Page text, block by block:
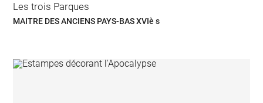
Les trois Parques
MAITRE DES ANCIENS PAYS-BAS XVIè s